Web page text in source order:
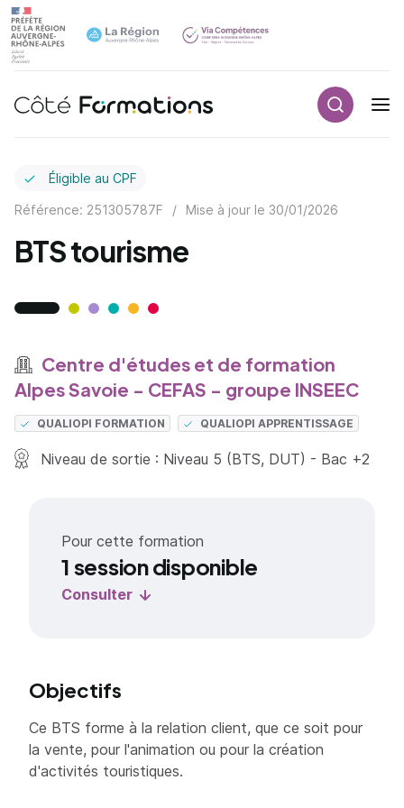
Navigation principale
Éligible au CPF
Référence: 251305787F / Mise à jour le 30/01/2026
BTS tourisme
Centre d'études et de formation
Alpes Savoie - CEFAS - groupe INSEEC
QUALIOPI FORMATION QUALIOPI APPRENTISSAGE
Niveau de sortie : Niveau 5 (BTS, DUT) - Bac +2
Pour cette formation
1 session disponible
Consulter
Objectifs
Ce BTS forme à la relation client, que ce soit pour
la vente, pour l'animation ou pour la création
d'activités touristiques.